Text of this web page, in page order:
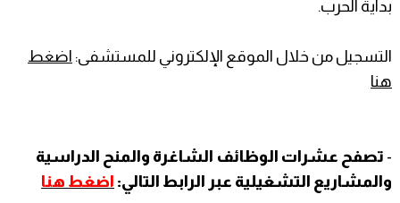
بداية الحرب.
التسجيل من خلال الموقع الإلكتروني للمستشفى: اضغط
هنا
- تصفح عشرات الوظائف الشاغرة والمنح الدراسية
والمشاريع التشغيلية عبر الرابط التالي: اضغط هنا